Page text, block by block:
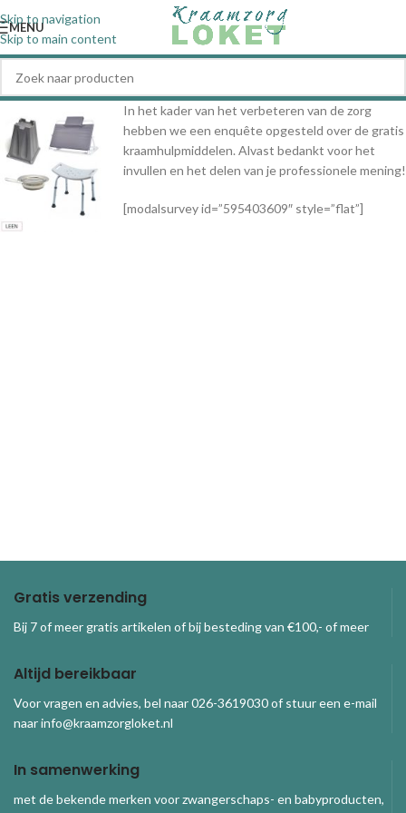
Skip to navigation
Skip to main content
MENU
In het kader van het verbeteren van de zorg
hebben we een enquête opgesteld over de gratis
kraamhulpmiddelen. Alvast bedankt voor het
invullen en het delen van je professionele mening!
[modalsurvey id=”595403609″ style=”flat”]
Gratis verzending
Bij 7 of meer gratis artikelen of bij besteding van €100,- of meer
Altijd bereikbaar
Voor vragen en advies, bel naar 026-3619030 of stuur een e-mail
naar info@kraamzorgloket.nl
In samenwerking
met de bekende merken voor zwangerschaps- en babyproducten,